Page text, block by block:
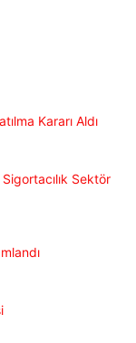
Kararı Aldı
Sektör